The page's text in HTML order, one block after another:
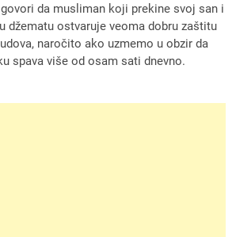
da musliman koji prekine svoj san i
džematu ostvaruje veoma dobru zaštitu
naročito ako uzmemo u obzir da
spava više od osam sati dnevno.